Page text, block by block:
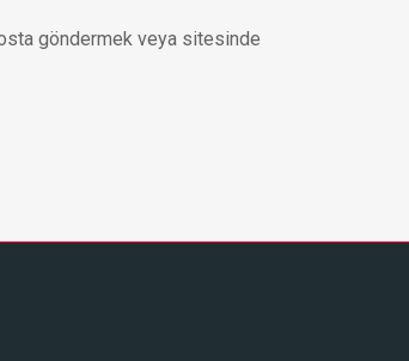
göndermek veya sitesinde